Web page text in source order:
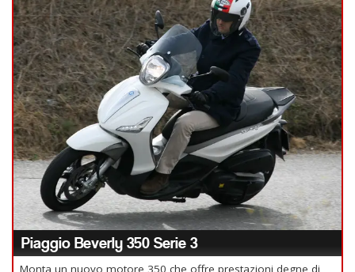
Piaggio Beverly 350 Serie 3
Monta un nuovo motore 350 che offre prestazioni degne di